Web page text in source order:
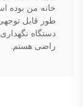
خانه من بوده
طور قابل
دستگاه
راضی هستم.